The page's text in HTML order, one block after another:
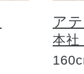
ア
本